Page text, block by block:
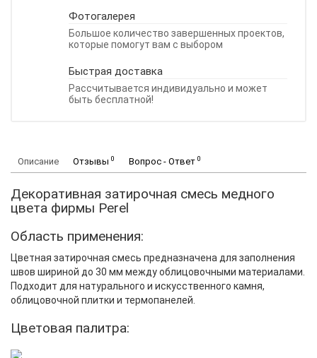
Фотогалерея
Большое количество завершенных проектов,
которые помогут вам с выбором
Быстрая доставка
Рассчитывается индивидуально и может
быть бесплатной!
Описание Отзывы 0 Вопрос - Ответ 0
Декоративная затирочная смесь медного
цвета фирмы Perel
Область применения:
Цветная затирочная смесь предназначена для заполнения
швов шириной до 30 мм между облицовочными материалами.
Подходит для натурального и искусственного камня,
облицовочной плитки и термопанелей.
Цветовая палитра: